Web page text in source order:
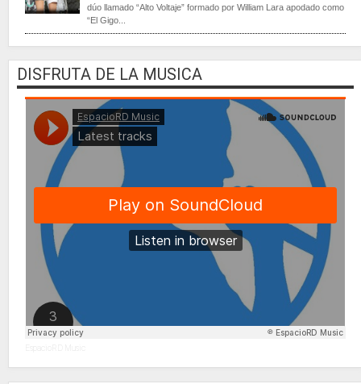
dúo llamado “Alto Voltaje” formado por William Lara apodado como
“El Gigo...
DISFRUTA DE LA MUSICA
EspacioRD Music